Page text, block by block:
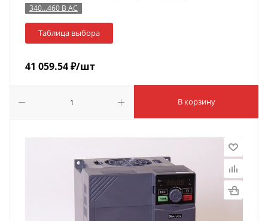
340…460 В AC
Таблица выбора
41 059.54₽/шт
В корзину